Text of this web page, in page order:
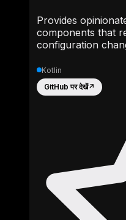
Provides
components that
configuration
Kotlin
GitHub पर देखें↗